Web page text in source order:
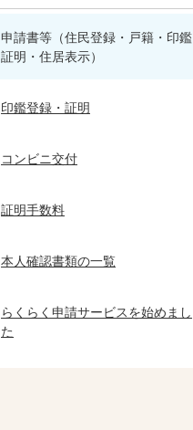
申請書等（住民登録・戸籍・印鑑
証明・住居表示）
印鑑登録・証明
コンビニ交付
証明手数料
本人確認書類の一覧
らくらく申請サービスを始めまし
た